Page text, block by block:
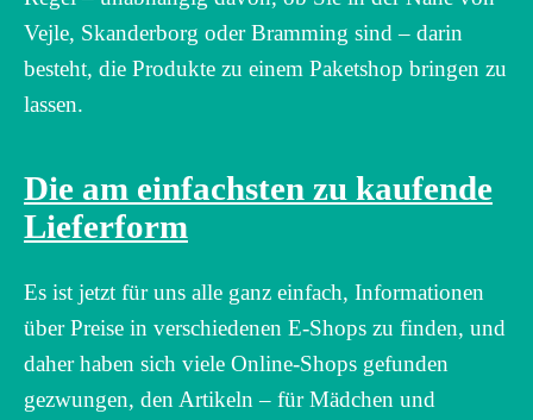
Vejle, Skanderborg oder Bramming sind – darin
besteht, die Produkte zu einem Paketshop bringen zu
lassen.
Die am einfachsten zu kaufende
Lieferform
Es ist jetzt für uns alle ganz einfach, Informationen
über Preise in verschiedenen E-Shops zu finden, und
daher haben sich viele Online-Shops gefunden
gezwungen, den Artikeln – für Mädchen und